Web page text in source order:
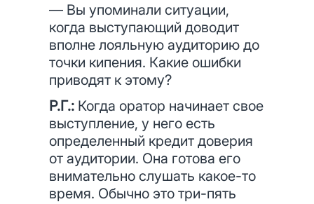
— Вы упоминали ситуации,
когда выступающий доводит
вполне лояльную аудиторию до
точки кипения. Какие ошибки
приводят к этому?
Р.Г.: Когда оратор начинает свое
выступление, у него есть
определенный кредит доверия
от аудитории. Она готова его
внимательно слушать какое-то
время. Обычно это три-пять